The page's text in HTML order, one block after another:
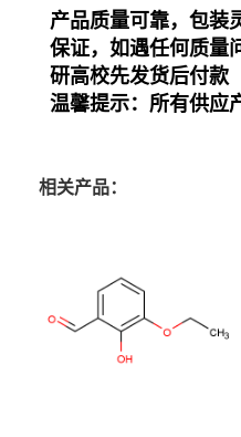
产品质量可靠，包装
保证，如遇任何质量
研高校先发货后付款
温馨提示： 所有供应
相关产品：